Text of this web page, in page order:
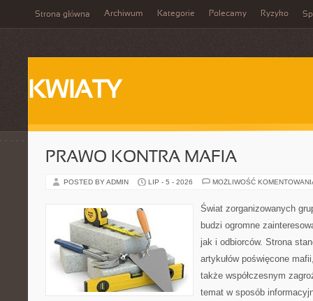
Strona główna Archiwum Kategorie Polecamy Ryzyko
KWIATY
PRAWO KONTRA MAFIA
POSTED BY ADMIN LIP - 5 - 2026 MOŻLIWOŚĆ
Świat zorganizowanych
budzi ogromne
jak i odbiorców. Strona
artykułów poświęcone
także współczesnym
temat w sposób